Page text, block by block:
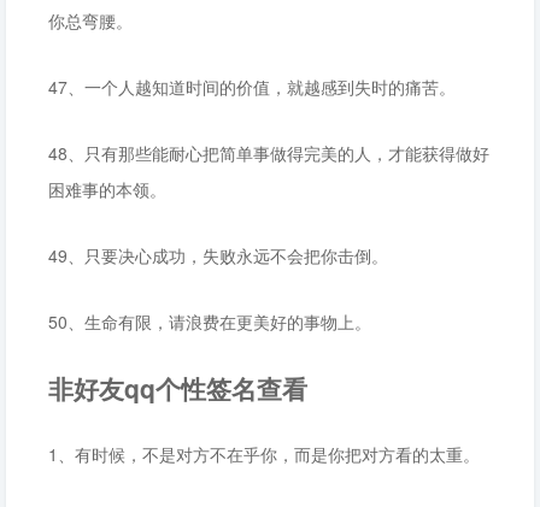
你总弯腰。
47、一个人越知道时间的价值，就越感到失时的痛苦。
48、只有那些能耐心把简单事做得完美的人，才能获得做好
困难事的本领。
49、只要决心成功，失败永远不会把你击倒。
50、生命有限，请浪费在更美好的事物上。
非好友qq个性签名查看
1、有时候，不是对方不在乎你，而是你把对方看的太重。